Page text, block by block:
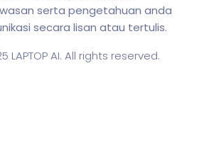
serta pengetahuan anda
secara lisan atau tertulis.
LAPTOP AI. All rights reserved.